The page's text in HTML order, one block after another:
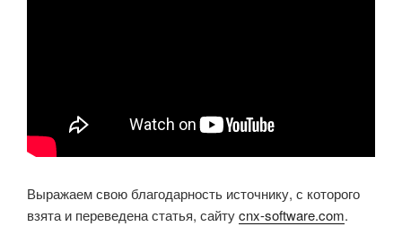
Выражаем свою благодарность источнику, с которого
взята и переведена статья, сайтуcnx-software.com.